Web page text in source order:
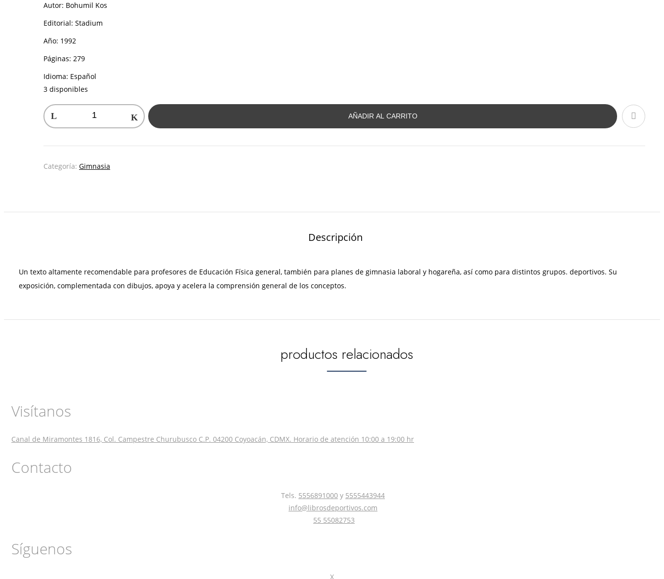
Autor: Bohumil Kos
Editorial: Stadium
Año: 1992
Páginas: 279
Idioma: Español
3 disponibles
Gimnasia
1200
AÑADIR AL CARRITO
Categoría: Gimnasia
Descripción
Un texto altamente recomendable para profesores de Educación Física general, también para planes de gimnasia laboral y hogareña, así como para distintos grupos. deportivos. Su
exposición, complementada con dibujos, apoya y acelera la comprensión general de los conceptos.
productos relacionados
Visítanos
Canal de Miramontes 1816, Col. Campestre Churubusco C.P. 04200 Coyoacán, CDMX. Horario de atención 10:00 a 19:00 hr
Contacto
Tels. 5556891000 y 5555443944
info@librosdeportivos.com
55 55082753
Síguenos
X